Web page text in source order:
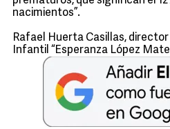
nacimientos”.
Rafael Huerta Casillas,
Infantil “Esperanza López